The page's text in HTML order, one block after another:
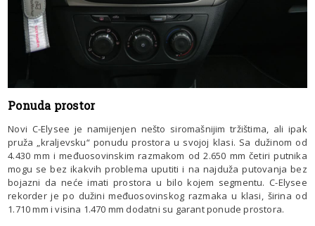
Ponuda prostor
Novi C-Elysee je namijenjen nešto siromašnijim tržištima, ali ipak
pruža „kraljevsku“ ponudu prostora u svojoj klasi. Sa dužinom od
4.430 mm i međuosovinskim razmakom od 2.650 mm četiri putnika
mogu se bez ikakvih problema uputiti i na najduža putovanja bez
bojazni da neće imati prostora u bilo kojem segmentu. C-Elysee
rekorder je po dužini međuosovinskog razmaka u klasi, širina od
1.710 mm i visina 1.470 mm dodatni su garant ponude prostora.